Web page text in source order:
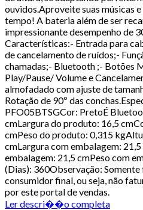
ouvidos.Aproveite suas músicas
tempo! A bateria além de ser
impressionante desempenho de
Características:- Entrada para
de cancelamento de ruídos;-
chamadas;- Bluetooth ;- Botões
Play/Pause/ Volume e
almofadado com ajuste de
Rotação de 90º das
PFO05BTSGCor: PretoÉ
cmLargura do produto: 16,5
cmPeso do produto: 0,315
cmLargura com embalagem:
embalagem: 21,5 cmPeso com
(Dias): 360Observação:
consumidor final, ou seja, não
por este portal de vendas.
Ler descri��o completa